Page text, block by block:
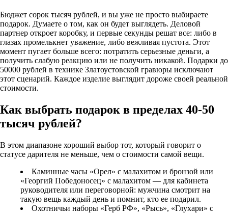
Бюджет сорок тысяч рублей, и вы уже не просто выбираете
подарок. Думаете о том, как он будет выглядеть. Деловой
партнер откроет коробку, и первые секунды решат все: либо в
глазах промелькнет уважение, либо вежливая пустота. Этот
момент пугает больше всего: потратить серьезные деньги, а
получить слабую реакцию или не получить никакой. Подарки до
50000 рублей в технике Златоустовской гравюры исключают
этот сценарий. Каждое изделие выглядит дороже своей реальной
стоимости.
Как выбрать подарок в пределах 40-50
тысяч рублей?
В этом диапазоне хороший выбор тот, который говорит о
статусе дарителя не меньше, чем о стоимости самой вещи.
Каминные часы «Орел» с малахитом и бронзой или
«Георгий Победоносец» с малахитом — для кабинета
руководителя или переговорной: мужчина смотрит на
такую вещь каждый день и помнит, кто ее подарил.
Охотничьи наборы «Герб РФ», «Рысь», «Глухари» с